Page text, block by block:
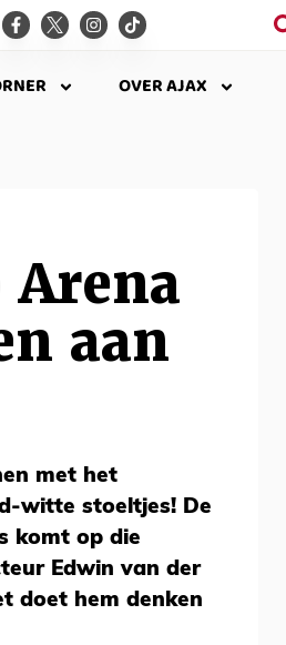
OVER AJAX
aan
met het
witte stoeltjes! De
komt op die
Edwin van der
doet hem denken